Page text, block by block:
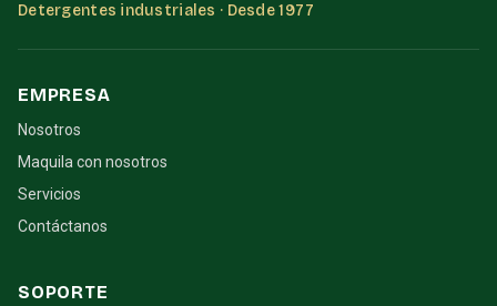
Detergentes industriales · Desde 1977
EMPRESA
Nosotros
Maquila con nosotros
Servicios
Contáctanos
SOPORTE